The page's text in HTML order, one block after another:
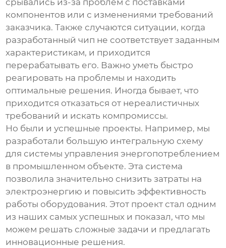
срывались из-за проблем с поставками
компонентов или с изменениями требований
заказчика. Также случаются ситуации, когда
разработанный чип не соответствует заданным
характеристикам, и приходится
перерабатывать его. Важно уметь быстро
реагировать на проблемы и находить
оптимальные решения. Иногда бывает, что
приходится отказаться от нереалистичных
требований и искать компромиссы.
Но были и успешные проекты. Например, мы
разработали большую интегральную схему
для системы управления энергопотреблением
в промышленном объекте. Эта система
позволила значительно снизить затраты на
электроэнергию и повысить эффективность
работы оборудования. Этот проект стал одним
из наших самых успешных и показал, что мы
можем решать сложные задачи и предлагать
инновационные решения.